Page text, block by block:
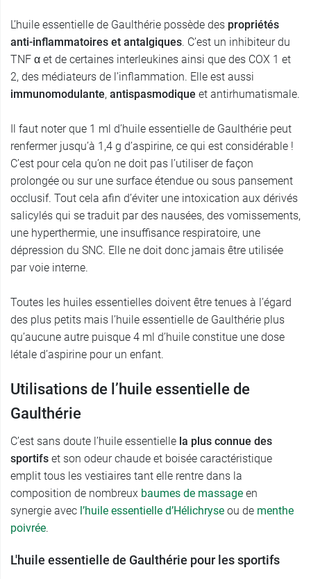
L’huile essentielle de Gaulthérie possède des propriétés
anti-inflammatoires et antalgiques. C’est un inhibiteur du
TNF α et de certaines interleukines ainsi que des COX 1 et
2, des médiateurs de l’inflammation. Elle est aussi
immunomodulante, antispasmodique et antirhumatismale.
Il faut noter que 1 ml d’huile essentielle de Gaulthérie peut
renfermer jusqu’à 1,4 g d’aspirine, ce qui est considérable !
C’est pour cela qu’on ne doit pas l’utiliser de façon
prolongée ou sur une surface étendue ou sous pansement
occlusif. Tout cela afin d’éviter une intoxication aux dérivés
salicylés qui se traduit par des nausées, des vomissements,
une hyperthermie, une insuffisance respiratoire, une
dépression du SNC. Elle ne doit donc jamais être utilisée
par voie interne.
Toutes les huiles essentielles doivent être tenues à l’égard
des plus petits mais l’huile essentielle de Gaulthérie plus
qu’aucune autre puisque 4 ml d’huile constitue une dose
létale d’aspirine pour un enfant.
Utilisations de l’huile essentielle de
Gaulthérie
C’est sans doute l’huile essentielle la plus connue des
sportifs et son odeur chaude et boisée caractéristique
emplit tous les vestiaires tant elle rentre dans la
composition de nombreux baumes de massage en
synergie avec l’huile essentielle d’Hélichryse ou de menthe
poivrée.
L'huile essentielle de Gaulthérie pour les sportifs